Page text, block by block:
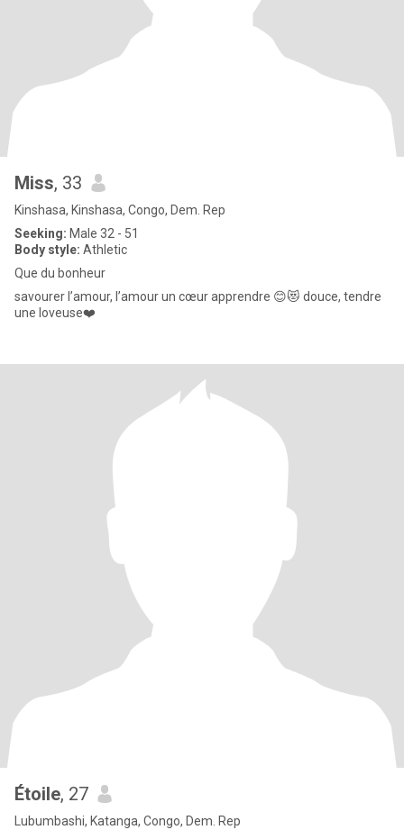
Miss, 33
Kinshasa, Kinshasa, Congo, Dem. Rep
Seeking: Male 32 - 51
Body style: Athletic
Que du bonheur
savourer l’amour, l’amour un cœur apprendre 😊😻 douce, tendre
une loveuse❤️
Étoile, 27
Lubumbashi, Katanga, Congo, Dem. Rep